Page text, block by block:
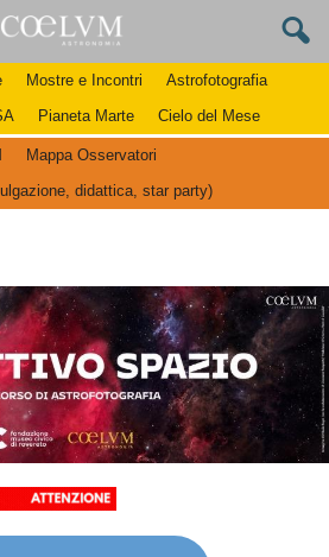
Mostre e Incontri
Astrofotografia
Pianeta Marte Cielo del Mese
Mappa Osservatori
didattica, star party)